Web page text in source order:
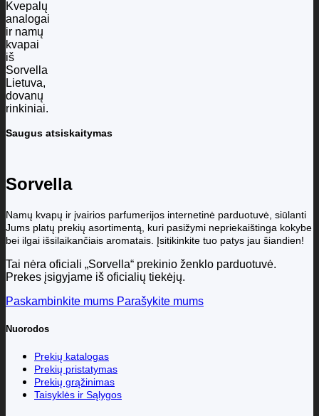
Saugus atsiskaitymas
Sorvella
Namų kvapų ir įvairios parfumerijos internetinė parduotuvė, siūlanti
Jums platų prekių asortimentą, kuri pasižymi nepriekaištinga kokybe
bei ilgai išsilaikančiais aromatais. Įsitikinkite tuo patys jau šiandien!
Tai nėra oficiali „Sorvella“ prekinio ženklo parduotuvė.
Prekes įsigyjame iš oficialių tiekėjų.
Paskambinkite mums Parašykite mums
Nuorodos
Prekių katalogas
Prekių pristatymas
Prekių grąžinimas
Taisyklės ir Sąlygos